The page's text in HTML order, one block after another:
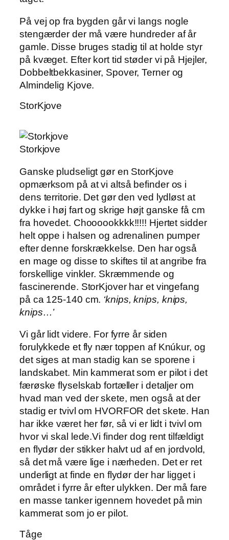
På vej op fra bygden går vi langs nogle
stengærder der må være hundreder af år
gamle. Disse bruges stadig til at holde styr
på kvæget. Efter kort tid støder vi på Hjejler,
Dobbeltbekkasiner, Spover, Terner og
Almindelig Kjove.
StorKjove
Storkjove
Ganske pludseligt gør en StorKjove
opmærksom på at vi altså befinder os i
dens territorie. Det gør den ved lydløst at
dykke i høj fart og skrige højt ganske få cm
fra hovedet. Choooookkkk!!!!! Hjertet sidder
helt oppe i halsen og adrenalinen pumper
efter denne forskrækkelse. Den har også
en mage og disse to skiftes til at angribe fra
forskellige vinkler. Skræmmende og
fascinerende. StorKjover har et vingefang
på ca 125-140 cm. ‘knips, knips, knips,
knips…’
Vi går lidt videre. For fyrre år siden
forulykkede et fly nær toppen af Knúkur, og
det siges at man stadig kan se sporene i
landskabet. Min kammerat som er pilot i det
færøske flyselskab fortæller i detaljer om
hvad man ved der skete, men også at der
stadig er tvivl om HVORFOR det skete. Han
har ikke været her før, så vi er lidt i tvivl om
hvor vi skal lede.Vi finder dog rent tilfældigt
en flydør der stikker halvt ud af en jordvold,
så det må være lige i nærheden. Det er ret
underligt at finde en flydør der har ligget i
området i fyrre år efter ulykken. Der må fare
en masse tanker igennem hovedet på min
kammerat som jo er pilot.
Tåge